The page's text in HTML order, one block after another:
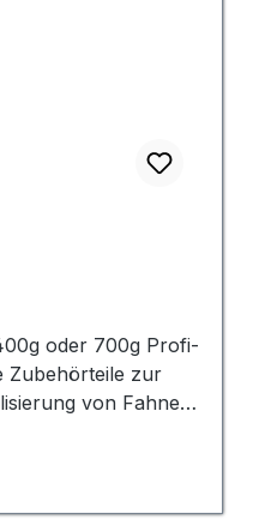
von 5 von 5 Sternen
oder 700g Profi-
Zubehörteile zur
von Fahnen
als
heisst, sie
oder das
wickelt.